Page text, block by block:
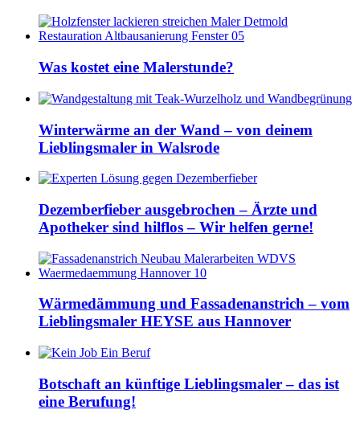
Was kostet eine Malerstunde?
Winterwärme an der Wand – von deinem
Lieblingsmaler in Walsrode
Dezemberfieber ausgebrochen – Ärzte und
Apotheker sind hilflos – Wir helfen gerne!
Wärmedämmung und Fassadenanstrich – vom
Lieblingsmaler HEYSE aus Hannover
Botschaft an künftige Lieblingsmaler – das ist
eine Berufung!